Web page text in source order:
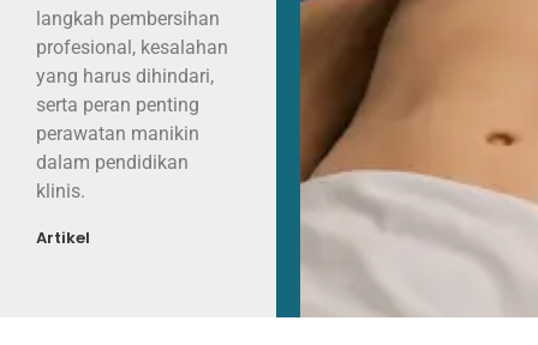
langkah pembersihan
profesional, kesalahan
yang harus dihindari,
serta peran penting
perawatan manikin
dalam pendidikan
klinis.
Artikel